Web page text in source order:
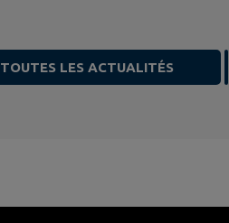
TOUTES LES ACTUALITÉS